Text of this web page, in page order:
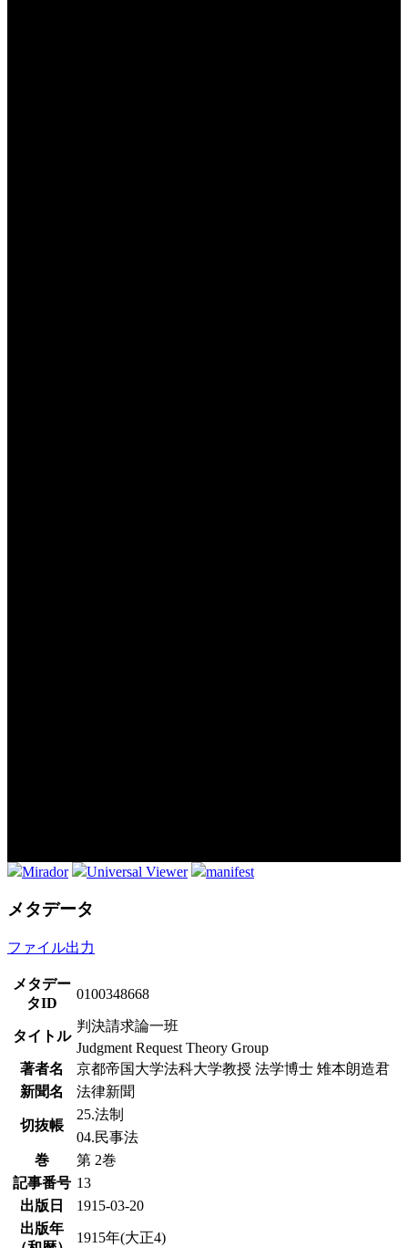
Mirador Universal Viewer manifest
メタデータ
ファイル出力
メタデー
タID
0100348668
タイトル
判決請求論一班
Judgment Request Theory Group
著者名
京都帝国大学法科大学教授 法学博士 雉本朗造君
新聞名
法律新聞
切抜帳
25.法制
04.民事法
巻
第 2巻
記事番号 13
出版日
1915-03-20
出版年
1915年(大正4)